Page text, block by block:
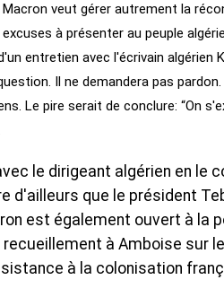
veut gérer autrement la
à présenter au peuple
entretien avec l'écrivain algérien
Il ne demandera pas
Le pire serait de conclure: “On
le dirigeant algérien en le
d'ailleurs que le président
est également ouvert à la
recueillement à Amboise sur
à la colonisation